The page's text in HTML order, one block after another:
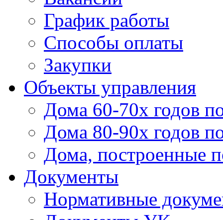
График работы
Способы оплаты
Закупки
Объекты управления
Дома 60-70х годов
Дома 80-90х годов
Дома, построенные
Документы
Нормативные